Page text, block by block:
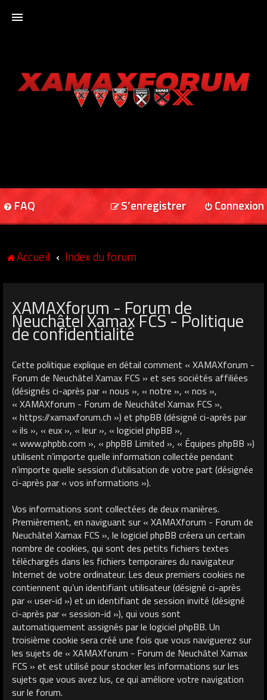
XAMAXFORUM
FAQ Connexion
S’enregistrer
Accueil Index du forum
XAMAXforum - Forum de
Neuchâtel Xamax FCS - Politique
de confidentialité
Cette politique explique en détail comment « XAMAXforum -
Forum de Neuchâtel Xamax FCS » et ses sociétés affiliées
(désignés ci-après par « nous », « notre », « nos »,
« XAMAXforum - Forum de Neuchâtel Xamax FCS »,
« https://xamaxforum.ch ») et phpBB (désigné ci-après par
« ils », « eux », « leur », « logiciel phpBB »,
« www.phpbb.com », « phpBB Limited », « Équipes phpBB »)
utilisent n’importe quelle information collectée pendant
n’importe quelle session d’utilisation de votre part (désignée
ci-après par « vos informations »).
Vos informations sont collectées de deux manières.
Premièrement, en naviguant sur « XAMAXforum - Forum de
Neuchâtel Xamax FCS », le logiciel phpBB créera un certain
nombre de cookies, qui sont des petits fichiers textes
téléchargés dans les fichiers temporaires du navigateur
Internet de votre ordinateur. Les deux premiers cookies ne
contiennent qu’un identifiant utilisateur (désigné ci-après
par « user-id ») et un identifiant de session invité (désigné
ci-après par « session-id »), qui vous sont
automatiquement assignés par le logiciel phpBB. Un
troisième cookie sera créé une fois que vous naviguerez sur
les sujets de « XAMAXforum - Forum de Neuchâtel Xamax
FCS » et est utilisé pour stocker les informations sur les
sujets que vous avez lus, ce qui améliore votre navigation
sur le forum.